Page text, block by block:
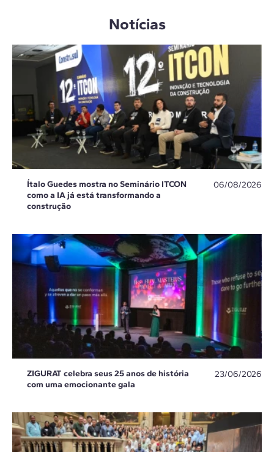
Notícias
Ítalo Guedes mostra no Seminário ITCON
como a IA já está transformando a
construção
06/08/2026
ZIGURAT celebra seus 25 anos de história
com uma emocionante gala
23/06/2026